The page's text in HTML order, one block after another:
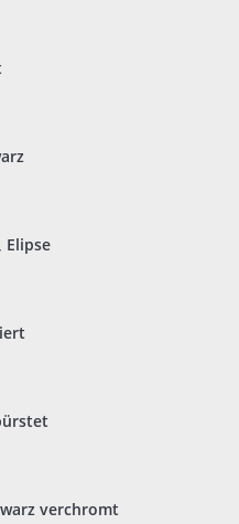
Elipse
verchromt